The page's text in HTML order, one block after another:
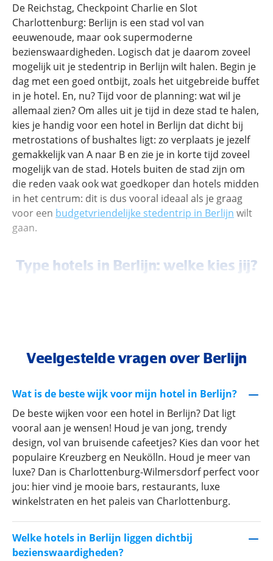
De Reichstag, Checkpoint Charlie en Slot
Charlottenburg: Berlijn is een stad vol van
eeuwenoude, maar ook supermoderne
bezienswaardigheden. Logisch dat je daarom zoveel
mogelijk uit je stedentrip in Berlijn wilt halen. Begin je
dag met een goed ontbijt, zoals het uitgebreide buffet
in je hotel. En, nu? Tijd voor de planning: wat wil je
allemaal zien? Om alles uit je tijd in deze stad te halen,
kies je handig voor een hotel in Berlijn dat dicht bij
metrostations of bushaltes ligt: zo verplaats je jezelf
gemakkelijk van A naar B en zie je in korte tijd zoveel
mogelijk van de stad. Hotels buiten de stad zijn om
die reden vaak ook wat goedkoper dan hotels midden
in het centrum: dit is dus vooral ideaal als je graag
voor een budgetvriendelijke stedentrip in Berlijn wilt
gaan.
Type hotels in Berlijn: welke kies jij?
lagere prijzen. Goed ontbijt, faciliteiten als een
hier de rode draad. Ook liggen deze hotels vaak dicht
bij haltes of stations rond het openbaar vervoer:
handig, want ook hiermee bereik je snel het centrum.
Zit je toch liever hartje centrum? Laat je dan
charmeren door meer kleinschalige hotels, vaak met
een meer authentieke look. En, met een beetje geluk
doe je hier ook een drankje op het sfeervolle
dakterras! Hoe gaaf is dat? Binnen of buiten het
centrum en welke prijsklasse jou ook aanspreekt: er is
altijd een hotel in Berlijn dat perfect bij jouw wensen
past!
Veelgestelde vragen over Berlijn
Wat is de beste wijk voor mijn hotel in Berlijn?
De beste wijken voor een hotel in Berlijn? Dat ligt
vooral aan je wensen! Houd je van jong, trendy
design, vol van bruisende cafeetjes? Kies dan voor het
populaire Kreuzberg en Neukölln. Houd je meer van
luxe? Dan is Charlottenburg-Wilmersdorf perfect voor
jou: hier vind je mooie bars, restaurants, luxe
winkelstraten en het paleis van Charlottenburg.
Welke hotels in Berlijn liggen dichtbij
bezienswaardigheden?